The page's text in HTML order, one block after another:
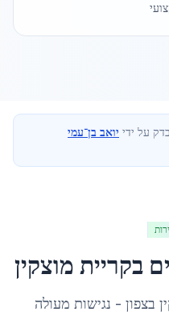
על ידי יואב בן־עמי
בקריית מוצקין
בצפון - נגישות מעולה